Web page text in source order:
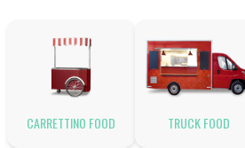
CARRETTINO FOOD TRUCK FOOD